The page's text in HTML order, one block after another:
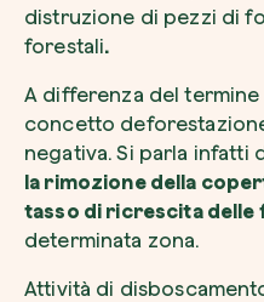
distruzione di pezzi di
forestali.
A differenza del
concetto
negativa. Si parla infatti
la rimozione della
tasso di ricrescita delle
determinata zona.
Attività di